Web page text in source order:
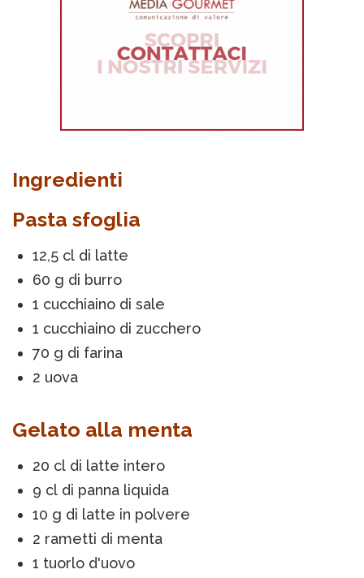
Ingredienti
Pasta sfoglia
12,5 cl di latte
60 g di burro
1 cucchiaino di sale
1 cucchiaino di zucchero
70 g di farina
2 uova
Gelato alla menta
20 cl di latte intero
9 cl di panna liquida
10 g di latte in polvere
2 rametti di menta
1 tuorlo d'uovo